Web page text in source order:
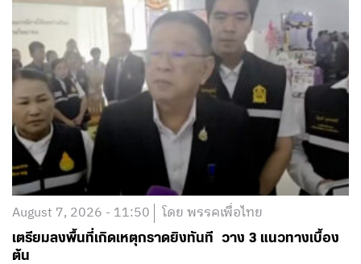
August 7, 2026 - 11:50 โดย พรรคเพื่อไทย
เตรียมลงพื้นที่เกิดเหตุกราดยิงทันที วาง 3 แนวทางเบื้อง
ต้น